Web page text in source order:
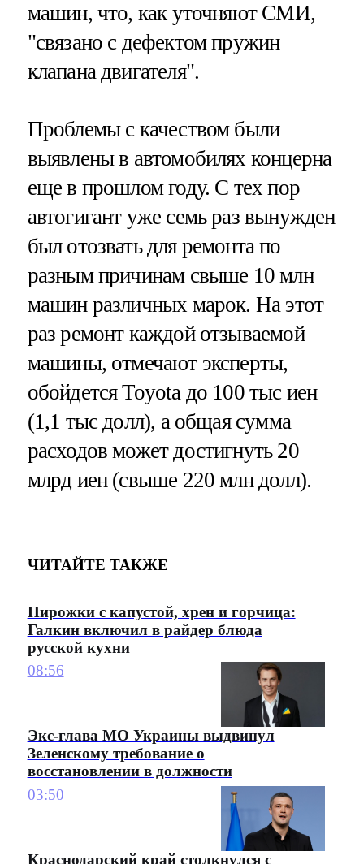
машин, что, как уточняют СМИ,
"связано с дефектом пружин
клапана двигателя".
Проблемы с качеством были
выявлены в автомобилях концерна
еще в прошлом году. С тех пор
автогигант уже семь раз вынужден
был отозвать для ремонта по
разным причинам свыше 10 млн
машин различных марок. На этот
раз ремонт каждой отзываемой
машины, отмечают эксперты,
обойдется Toyota до 100 тыс иен
(1,1 тыс долл), а общая сумма
расходов может достигнуть 20
млрд иен (свыше 220 млн долл).
ЧИТАЙТЕ ТАКЖЕ
Пирожки с капустой, хрен и горчица:
Галкин включил в райдер блюда
русской кухни
08:56
Экс-глава МО Украины выдвинул
Зеленскому требование о
восстановлении в должности
03:50
Краснодарский край столкнулся с